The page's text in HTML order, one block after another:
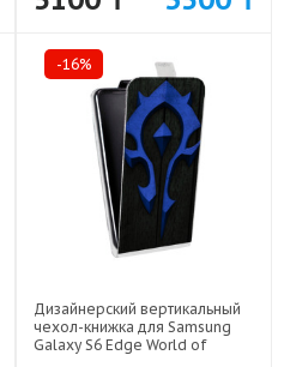
-16%
Дизайнерский вертикальный
чехол-книжка для Samsung
Galaxy S6 Edge World of